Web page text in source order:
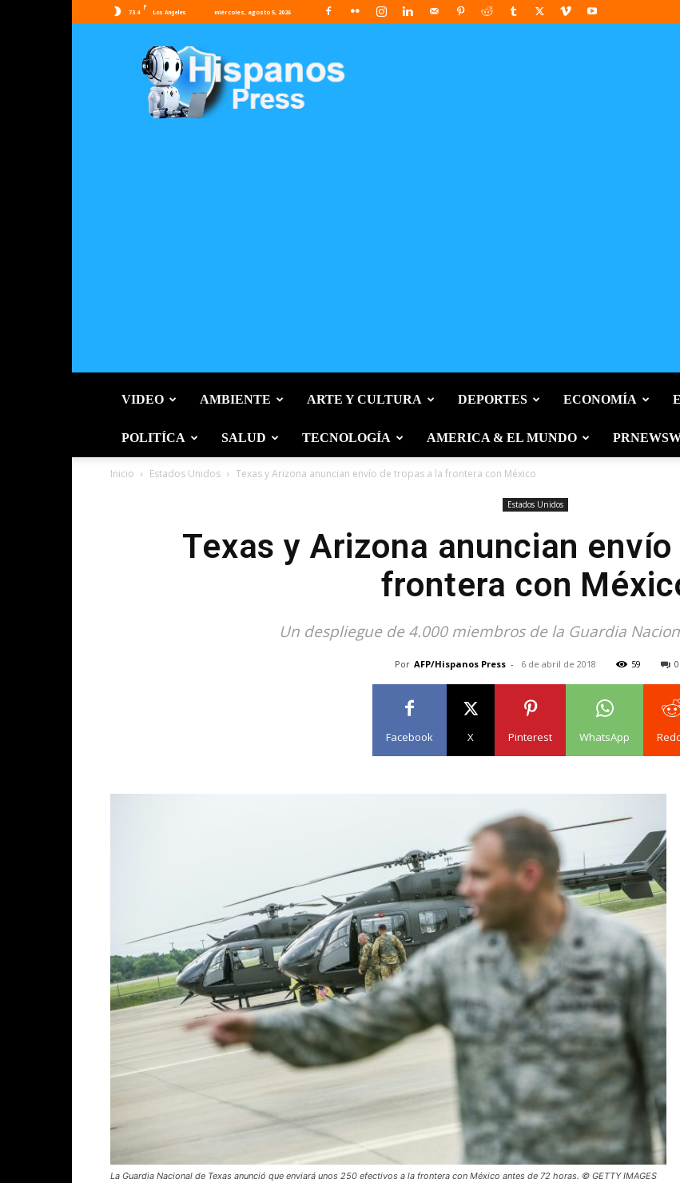
73.4
F
Los Angeles miércoles, agosto 5, 2026
Press
VIDEO AMBIENTE ARTE Y CULTURA DEPORTES ECONOMÍA
POLITÍCA SALUD TECNOLOGÍA AMERICA & EL MUNDO
Inicio Estados Unidos Texas y Arizona anuncian envío de tropas a la frontera con México
Estados Unidos
Texas y Arizona anuncian
frontera con
Un despliegue de 4.000 miembros de la Guardia
Por AFP/Hispanos Press - 6 de abril de 2018 59 0
Facebook X Pinterest WhatsApp
La Guardia Nacional de Texas anunció que enviará unos 250 efectivos a la frontera con México antes de 72 horas. © GETTY IMAGES